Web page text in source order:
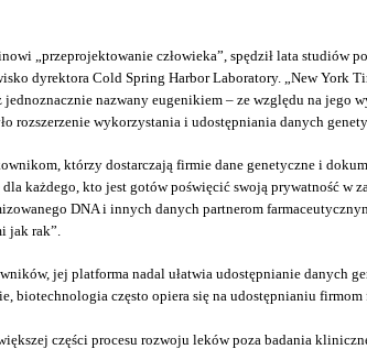
„przeprojektowanie człowieka”, spędził lata studiów
dyrektora Cold Spring Harbor Laboratory. „New York
nazwany eugenikiem – ze względu na
rozszerzenie wykorzystania i udostępniania danych
którzy dostarczają firmie dane genetyczne i
każdego, kto jest gotów poświęcić swoją prywatność
DNA i innych danych partnerom
jak rak”.
jej platforma nadal ułatwia udostępnianie danych
często opiera się na udostępnianiu
części procesu rozwoju leków poza badania